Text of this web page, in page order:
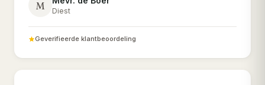
M Diest
Geverifieerde klantbeoordeling